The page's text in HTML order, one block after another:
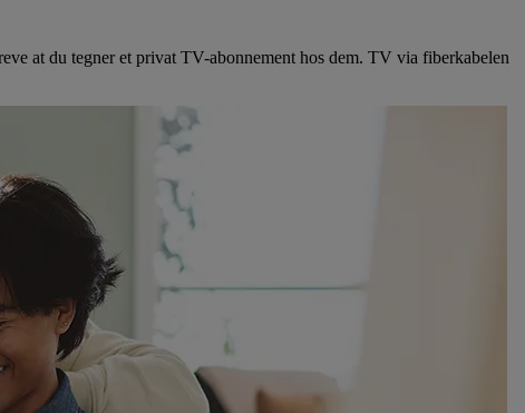
at du tegner et privat TV-abonnement hos dem. TV via fiberkabelen